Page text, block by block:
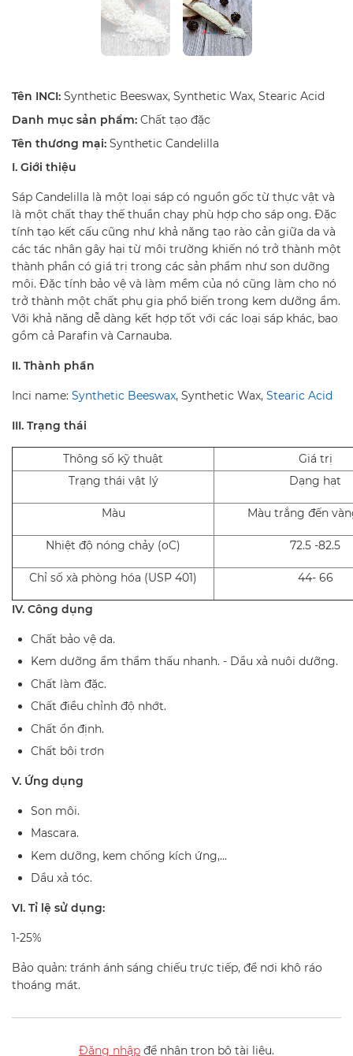
Tên INCI: Synthetic Beeswax, Synthetic Wax, Stearic Acid
Danh mục sản phẩm: Chất tạo đặc
Tên thương mại: Synthetic Candelilla
I. Giới thiệu
Sáp Candelilla là một loại sáp có nguồn gốc từ thực vật và
là một chất thay thế thuần chay phù hợp cho sáp ong. Đặc
tính tạo kết cấu cũng như khả năng tạo rào cản giữa da và
các tác nhân gây hại từ môi trường khiến nó trở thành một
thành phần có giá trị trong các sản phẩm như son dưỡng
môi. Đặc tính bảo vệ và làm mềm của nó cũng làm cho nó
trở thành một chất phụ gia phổ biến trong kem dưỡng ẩm.
Với khả năng dễ dàng kết hợp tốt với các loại sáp khác, bao
gồm cả Parafin và Carnauba.
II. Thành phần
Inci name: Synthetic Beeswax, Synthetic Wax, Stearic Acid
III. Trạng thái
Thông số kỹ thuật
Giá trị
Trạng thái vật lý
Dạng hạt
Màu Màu trắng đến
Nhiệt độ nóng chảy (oC) 72.5 -82.5
Chỉ số xà phòng hóa (USP 401) 44- 66
IV. Công dụng
Chất bảo vệ da.
Kem dưỡng ẩm thẩm thấu nhanh. - Dầu xả nuôi dưỡng.
Chất làm đặc.
Chất điều chỉnh độ nhớt.
Chất ổn định.
Chất bôi trơn
V. Ứng dụng
Son môi.
Mascara.
Kem dưỡng, kem chống kích ứng,...
Dầu xả tóc.
VI. Tỉ lệ sử dụng:
1-25%
Bảo quản: tránh ánh sáng chiếu trực tiếp, để nơi khô ráo
thoáng mát.
Đăng nhập để nhận trọn bộ tài liệu.